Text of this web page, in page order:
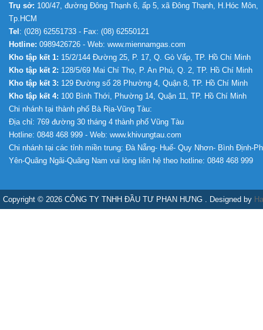
Trụ sở: 100/47, đường Đông Thạnh 6, ấp 5, xã Đông Thạnh, H.Hóc Môn,
Tp.HCM
Tel : (028) 62551733 - Fax: (08) 62550121
Hotline: 0989426726 - Web: www.miennamgas.com
Kho tập kết 1: 15/2/144 Đường 25, P. 17, Q. Gò Vấp, TP. Hồ Chí Minh
Kho tập kết 2: 128/5/69 Mai Chí Thọ, P. An Phú, Q. 2, TP. Hồ Chí Minh
Kho tập kết 3: 129 Đường số 28 Phường 4, Quận 8, TP. Hồ Chí Minh
Kho tập kết 4: 100 Bình Thới, Phường 14, Quận 11, TP. Hồ Chí Minh
Chi nhánh tại thành phố Bà Rịa-Vũng Tàu:
Địa chỉ: 769 đường 30 tháng 4 thành phố Vũng Tàu
Hotline: 0848 468 999 - Web: www.khivungtau.com
Chi nhánh tại các tỉnh miền trung: Đà Nẵng- Huế- Quy Nhơn- Bình Định-
Yên-Quãng Ngãi-Quãng Nam vui lòng liên hệ theo hotline: 0848 468 999
Copyright © 2026 CÔNG TY TNHH ĐẦU TƯ PHAN HƯNG . Designed by